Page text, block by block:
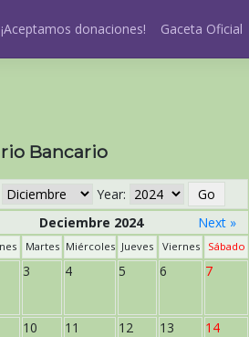
¡Aceptamos donaciones! Gaceta Oficial
Bancario
Year:
Deciembre 2024 Next »
Martes Miércoles Jueves Viernes Sábado
3 4 5 6 7
10 11 12 13 14